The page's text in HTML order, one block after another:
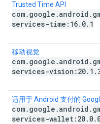
Trusted Time API
com. google .android .
services-time:16. 0. 1
移动视觉
com. google .android .
services-vision:20. 1 .
适用于 Android 支付的
com. google .android .
services-wallet:20. 0.